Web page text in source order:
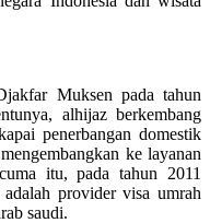
Muksen pada tahun
alhijaz berkembang
penerbangan domestik
ke layanan
itu, pada tahun 2011
provider visa umrah
saudi.